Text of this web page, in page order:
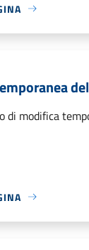
di modifica